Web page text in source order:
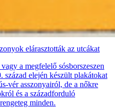
elárasztották az utcákat
a megfelelő sósborszeszen
század elején készült plakátokat
vér asszonyairól, de a nőkre
és a századforduló
minden.